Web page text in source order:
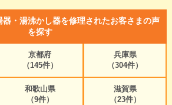
・湯沸かし器を修理されたお客さまの声
を探す
京都府
（145件）
兵庫県
（304件）
和歌山県
（9件）
滋賀県
（23件）